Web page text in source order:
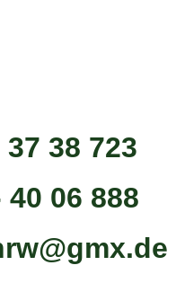
38 723
06 888